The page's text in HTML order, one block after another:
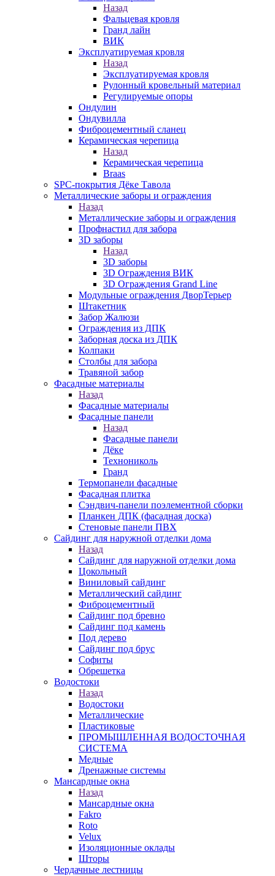
Назад
Фальцевая кровля
Гранд лайн
ВИК
Эксплуатируемая кровля
Назад
Эксплуатируемая кровля
Рулонный кровельный материал
Регулируемые опоры
Ондулин
Ондувилла
Фиброцементный сланец
Керамическая черепица
Назад
Керамическая черепица
Braas
SPC-покрытия Дёке Тавола
Металлические заборы и ограждения
Назад
Металлические заборы и ограждения
Профнастил для забора
3D заборы
Назад
3D заборы
3D Ограждения ВИК
3D Ограждения Grand Line
Модульные ограждения ДворТерьер
Штакетник
Забор Жалюзи
Ограждения из ДПК
Заборная доска из ДПК
Колпаки
Столбы для забора
Травяной забор
Фасадные материалы
Назад
Фасадные материалы
Фасадные панели
Назад
Фасадные панели
Дёке
Технониколь
Гранд
Термопанели фасадные
Фасадная плитка
Сэндвич-панели поэлементной сборки
Планкен ДПК (фасадная доска)
Стеновые панели ПВХ
Сайдинг для наружной отделки дома
Назад
Сайдинг для наружной отделки дома
Цокольный
Виниловый сайдинг
Металлический сайдинг
Фиброцементный
Сайдинг под бревно
Сайдинг под камень
Под дерево
Сайдинг под брус
Софиты
Обрешетка
Водостоки
Назад
Водостоки
Металлические
Пластиковые
ПРОМЫШЛЕННАЯ ВОДОСТОЧНАЯ
СИСТЕМА
Медные
Дренажные системы
Мансардные окна
Назад
Мансардные окна
Fakro
Roto
Velux
Изоляционные оклады
Шторы
Чердачные лестницы